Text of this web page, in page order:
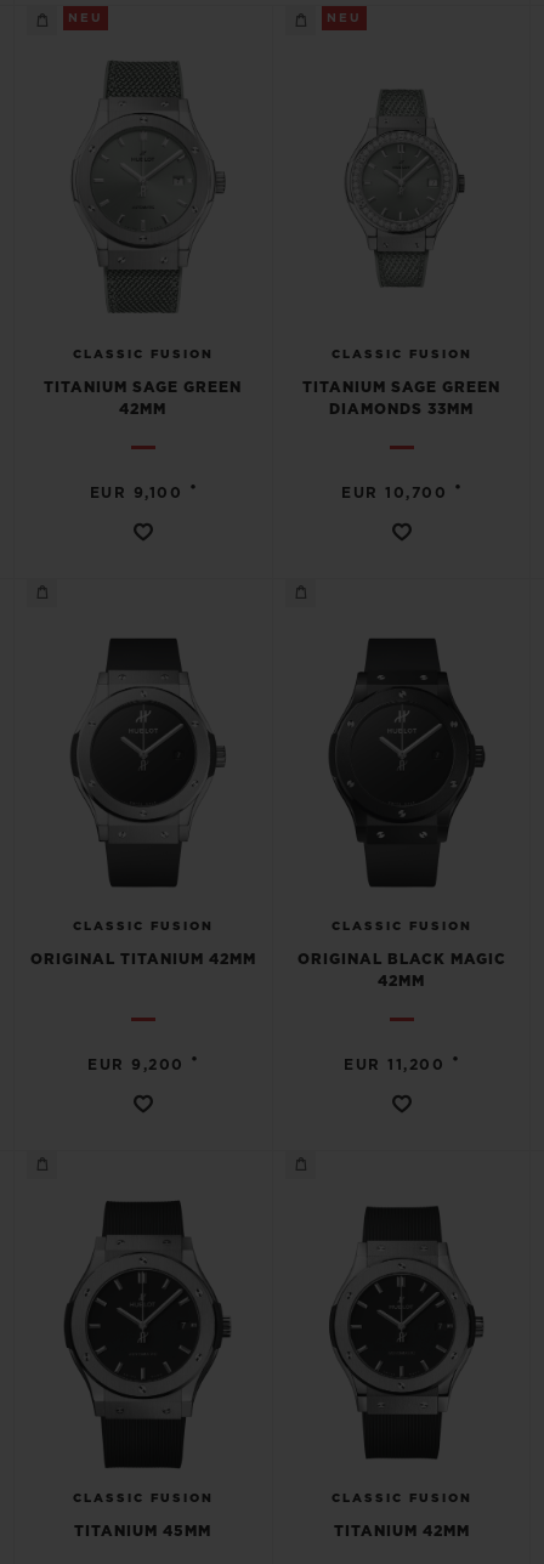
NEU
CLASSIC FUSION
TITANIUM SAGE GREEN
42MM
EUR 9,100 •
NEU
CLASSIC FUSION
TITANIUM SAGE GREEN
DIAMONDS 33MM
EUR 10,700 •
CLASSIC FUSION
ORIGINAL TITANIUM 42MM
EUR 9,200 •
CLASSIC FUSION
ORIGINAL BLACK MAGIC
42MM
EUR 11,200 •
CLASSIC FUSION
TITANIUM 45MM
CLASSIC FUSION
TITANIUM 42MM
COLORED CERAMIC
EXKLUSIVE DIENSTLEISTUNGEN
HUBLOTISTA UND GARANTIEVERLÄNGERUNG
KOSTENLOSE LIEFERUNG & RÜCKSENDUNGEN
GESCHENKBEUTEL
KONTAKT